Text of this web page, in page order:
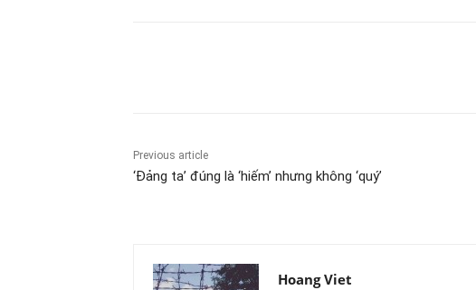
Previous article
‘Đảng ta’ đúng là ‘hiếm’ nhưng không ‘quý’
Hoang Viet